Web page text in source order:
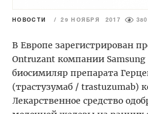
НОВОСТИ / 29 НОЯБРЯ 2017
В Европе зарегистрирован
Ontruzant компании
биосимиляр препарата
(трастузумаб / trastuzumab)
Лекарственное средство